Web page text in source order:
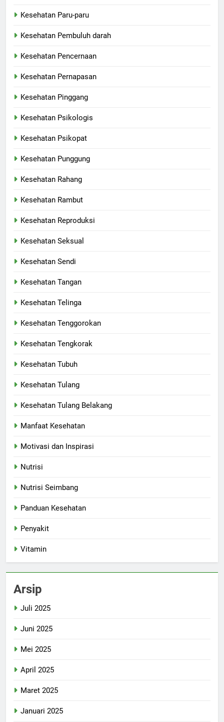
Kesehatan Paru-paru
Kesehatan Pembuluh darah
Kesehatan Pencernaan
Kesehatan Pernapasan
Kesehatan Pinggang
Kesehatan Psikologis
Kesehatan Psikopat
Kesehatan Punggung
Kesehatan Rahang
Kesehatan Rambut
Kesehatan Reproduksi
Kesehatan Seksual
Kesehatan Sendi
Kesehatan Tangan
Kesehatan Telinga
Kesehatan Tenggorokan
Kesehatan Tengkorak
Kesehatan Tubuh
Kesehatan Tulang
Kesehatan Tulang Belakang
Manfaat Kesehatan
Motivasi dan Inspirasi
Nutrisi
Nutrisi Seimbang
Panduan Kesehatan
Penyakit
Vitamin
Arsip
Juli 2025
Juni 2025
Mei 2025
April 2025
Maret 2025
Januari 2025